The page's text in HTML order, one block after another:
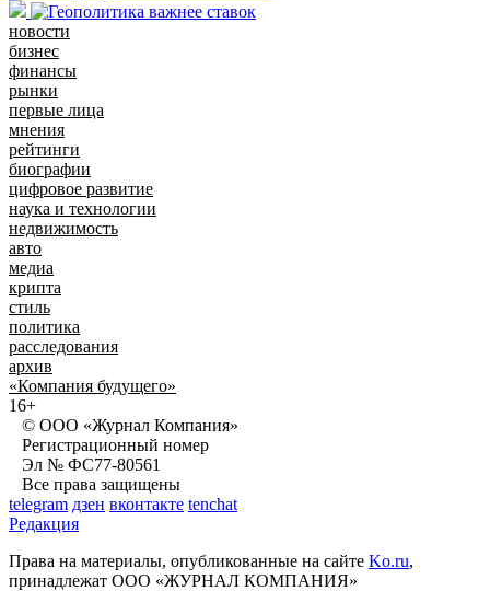
новости
бизнес
финансы
рынки
первые лица
мнения
рейтинги
биографии
цифровое развитие
наука и технологии
недвижимость
авто
медиа
крипта
стиль
политика
расследования
архив
«Компания будущего»
16+
© ООО «Журнал Компания»
Регистрационный номер
Эл № ФС77-80561
Все права защищены
telegram дзен вконтакте tenchat
Редакция
Права на материалы, опубликованные на сайте Ko.ru,
принадлежат ООО «ЖУРНАЛ КОМПАНИЯ»